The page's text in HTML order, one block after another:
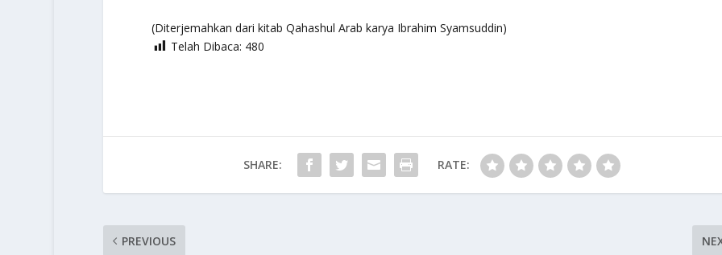
(Diterjemahkan dari kitab Qahashul Arab karya Ibrahim Syamsuddin)
Telah Dibaca: 480
SHARE: RATE:
PREVIOUS